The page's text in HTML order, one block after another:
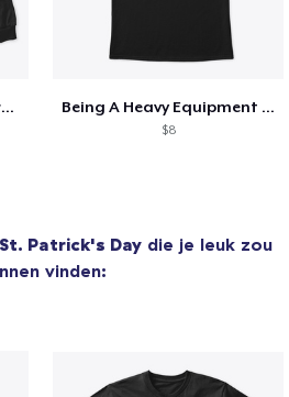
Correctional Officer Heartbeat Shirt Being A Heavy Equipment Operator Shirt
$8
Patrick's Daydie je leuk zou
vinden: